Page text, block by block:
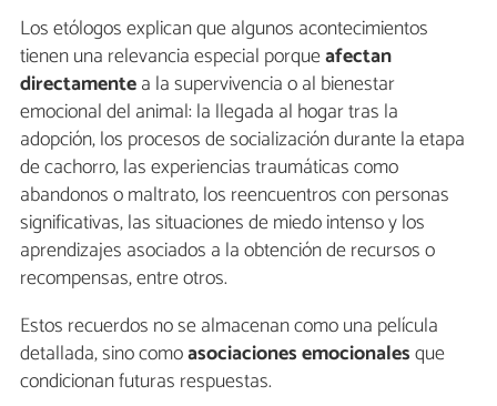
Los etólogos explican que algunos acontecimientos
tienen una relevancia especial porqueafectan
directamentea la supervivencia o al bienestar
emocional del animal: la llegada al hogar tras la
adopción, los procesos de socialización durante la etapa
de cachorro, las experiencias traumáticas como
abandonos o maltrato, los reencuentros con personas
significativas, las situaciones de miedo intenso y los
aprendizajes asociados a la obtención de recursos o
recompensas, entre otros.
Estos recuerdos no se almacenan como una película
detallada, sino comoasociaciones emocionalesque
condicionan futuras respuestas.